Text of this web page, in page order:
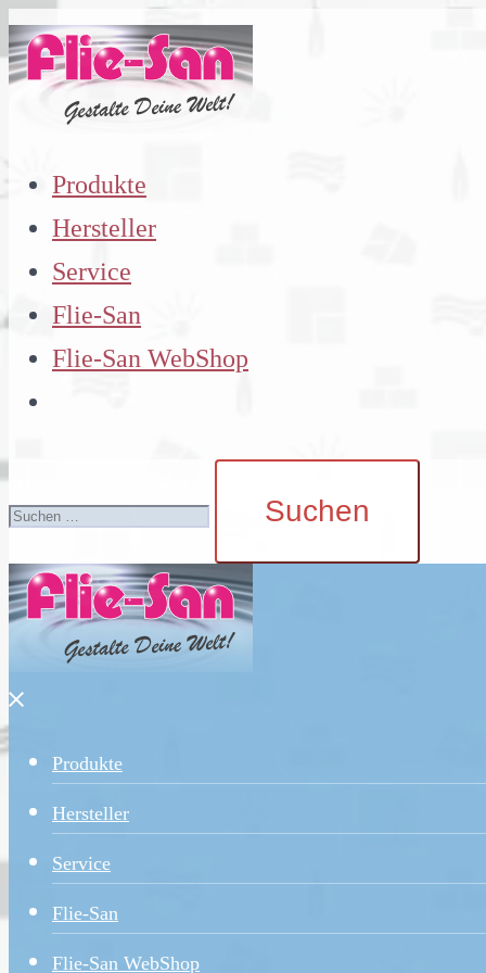
Zum
Inhalt
springen
Produkte
Hersteller
Service
Flie-San
Flie-San WebShop
nach:
Menü
Produkte
Hersteller
Service
Flie-San
Flie-San WebShop